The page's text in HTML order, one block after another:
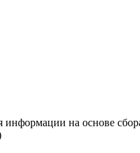
на основе